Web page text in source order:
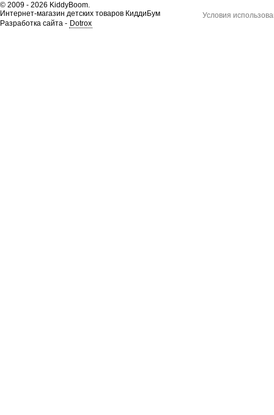
© 2009 - 2026 KiddyBoom.
Интернет-магазин детских товаров КиддиБум
Разработка сайта - Dotrox
Условия